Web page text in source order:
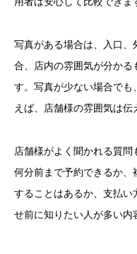
写真がある場合は、入口
合、店内の雰囲気が分かる
す。写真が少ない場合で
えば、店舗様の雰囲気は伝
店舗様がよく聞かれる質問
何分前まで予約できるか
することはあるか、支払い
せ前に知りたい人が多い内